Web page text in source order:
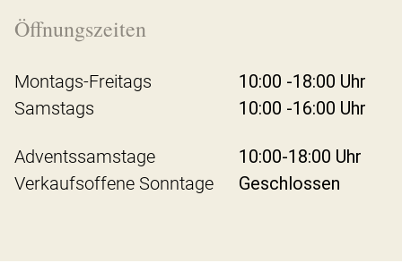
Öffnungszeiten
Montags-Freitags
10:00 -18:00 Uhr
Samstags
10:00 -16:00 Uhr
Adventssamstage
10:00-18:00 Uhr
Verkaufsoffene Sonntage
Geschlossen